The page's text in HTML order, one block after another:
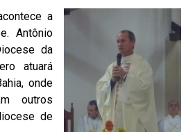
a
Antônio
da
atuará
onde
outros
de